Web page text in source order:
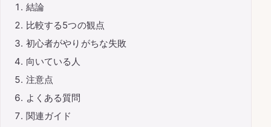
結論
比較する5つの観点
初心者がやりがちな失敗
向いている人
注意点
よくある質問
関連ガイド